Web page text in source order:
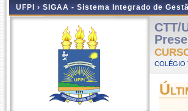
UFPI › SIGAA - Sistema Integrado de
CTT/
COLÉGIO